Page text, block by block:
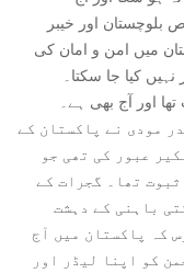
بلوچستان اور خیبر
میں امن و امان کی
کیا جا سکتا۔
اور آج بھی ہے۔
مودی نے پاکستان کے
عبور کی تھی جو
تھا۔ گجرات کے
باہنی کے دہشت
کہ پاکستان میں آج
کو اپنا لیڈر اور